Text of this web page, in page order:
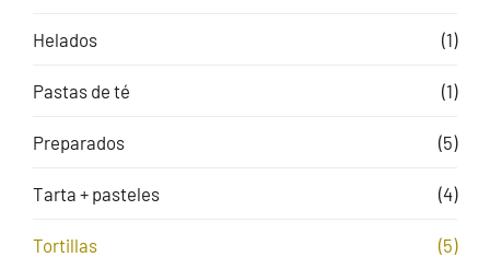
Helados (1)
Pastas de té (1)
Preparados (5)
Tarta + pasteles (4)
Tortillas (5)